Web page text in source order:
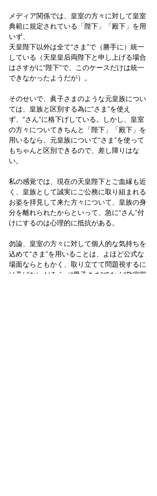
メディア関係では、皇室の方々に対して皇室
典範に規定されている「陛下」「殿下」を用
いず、
天皇陛下以外は全て“さま”で（勝手に）統一
している（天皇皇后両陛下と申し上げる場合
はさすがに“陛下”で、このケースだけは統一
できなかったようだが）。
そのせいで、眞子さまのような元皇族につい
ては、皇族と区別する為に“さま”を使え
ず、“さん”に格下げしている。しかし、皇室
の方々についてきちんと「陛下」「殿下」を
用いるなら、元皇族について“さま”を使って
もちゃんと区別できるので、差し障りはな
い。
私の感覚では、現在の天皇陛下とご血縁も近
く、皇族として誠実にご公務に取り組まれる
お姿を拝見して来た方々について、皇族の身
分を離れられたからといって、急に“さん”付
けにするのは心理的に抵抗がある。
勿論、皇室の方々に対して個人的な気持ちを
込めて“さま”を用いることは、よほど公式な
場面ならともかく、取り立てて問題視するに
は及ばないだろう（“愛子さま”でなく“敬宮殿